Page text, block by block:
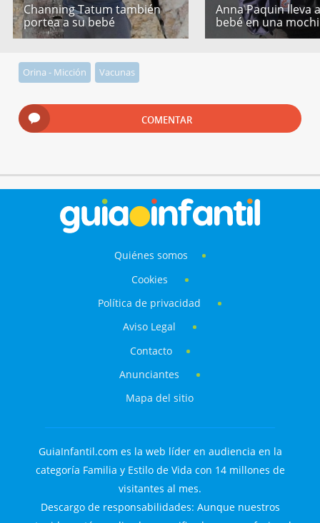
Channing Tatum también
portea a su bebé
Anna Paquin lleva
bebé en una
Orina - Micción Vacunas
COMENTAR
Quiénes somos
Cookies
Política de privacidad
Aviso Legal
Contacto
Anunciantes
Mapa del sitio
GuiaInfantil.com es la web líder en audiencia en la
categoría Familia y Estilo de Vida con 14 millones de
visitantes al mes.
Descargo de responsabilidades: Aunque nuestros